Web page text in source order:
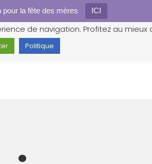
la fête des mères ICI
des cookies
de navigation. Profitez au
Politique